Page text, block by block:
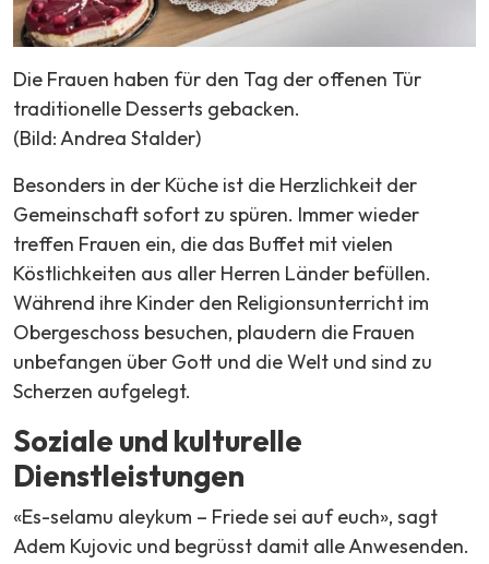
Die Frauen haben für den Tag der offenen Tür
traditionelle Desserts gebacken.
(Bild: Andrea Stalder)
Besonders in der Küche ist die Herzlichkeit der
Gemeinschaft sofort zu spüren. Immer wieder
treffen Frauen ein, die das Buffet mit vielen
Köstlichkeiten aus aller Herren Länder befüllen.
Während ihre Kinder den Religionsunterricht im
Obergeschoss besuchen, plaudern die Frauen
unbefangen über Gott und die Welt und sind zu
Scherzen aufgelegt.
Soziale und kulturelle
Dienstleistungen
«Es-selamu aleykum – Friede sei auf euch», sagt
Adem Kujovic und begrüsst damit alle Anwesenden.